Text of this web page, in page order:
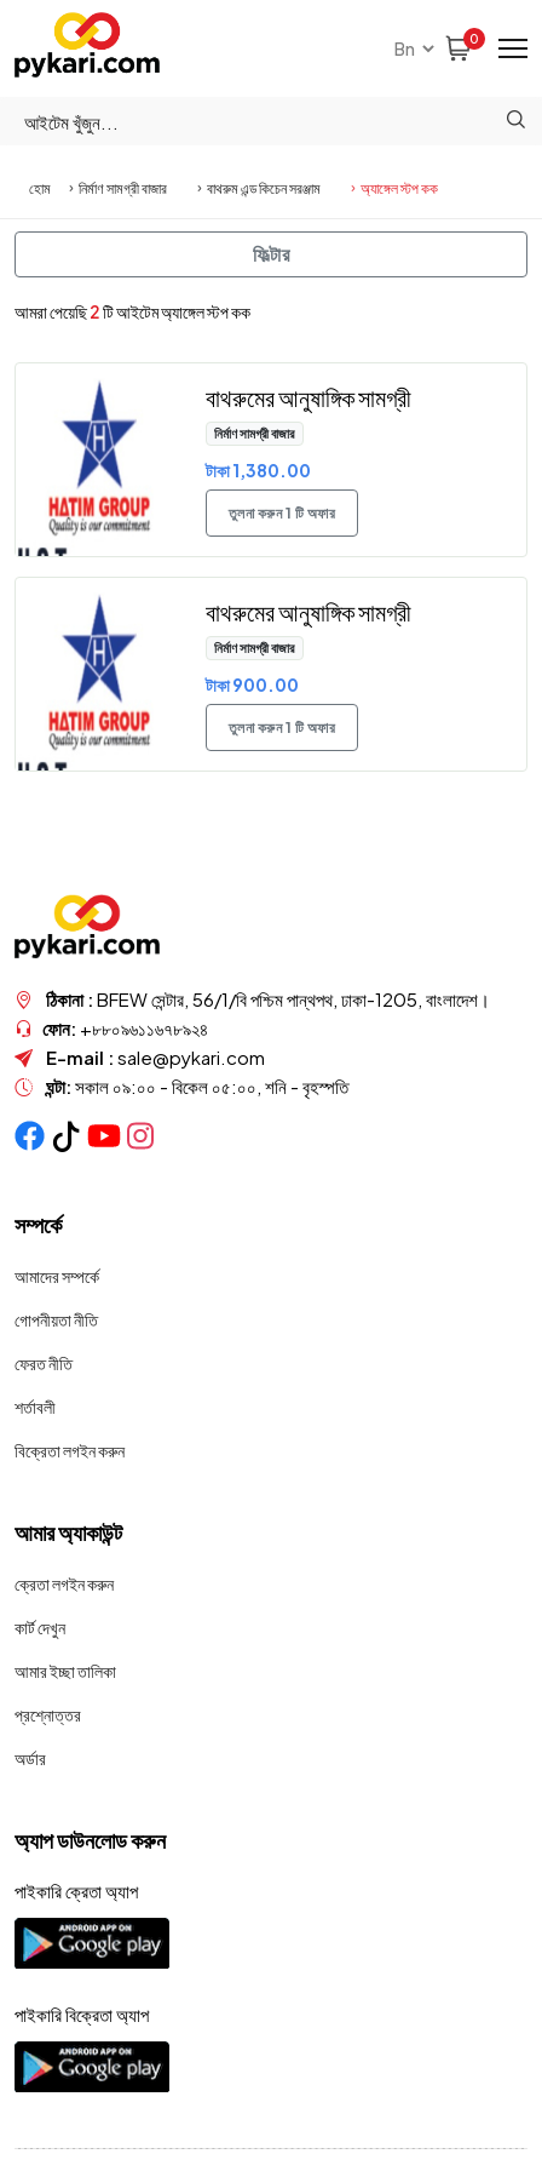
0
হোম নির্মাণ সামগ্রী বাজার বাথরুম এন্ড কিচেন সরঞ্জাম অ্যাঙ্গেল স্টপ কক
আমরা পেয়েছি2টি আইটেম অ্যাঙ্গেল স্টপ কক
বাথরুমের আনুষাঙ্গিক সামগ্রী
নির্মাণ সামগ্রী বাজার
টাকা 1,380.00
তুলনা করুন 1 টি অফার
বাথরুমের আনুষাঙ্গিক সামগ্রী
নির্মাণ সামগ্রী বাজার
টাকা 900.00
তুলনা করুন 1 টি অফার
ফিল্টার
ঠিকানা : BFEW সেন্টার, 56/1/বি পশ্চিম পান্থপথ, ঢাকা-1205, বাংলাদেশ।
ফোন: +৮৮০৯৬১১৬৭৮৯২৪
E-mail : sale@pykari.com
ঘন্টা: সকাল ০৯:০০ - বিকেল ০৫:০০, শনি - বৃহস্পতি
সম্পর্কে
আমাদের সম্পর্কে
গোপনীয়তা নীতি
ফেরত নীতি
শর্তাবলী
বিক্রেতা লগইন করুন
আমার অ্যাকাউন্ট
ক্রেতা লগইন করুন
কার্ট দেখুন
আমার ইচ্ছা তালিকা
প্রশ্নোত্তর
অর্ডার
অ্যাপ ডাউনলোড করুন
পাইকারি ক্রেতা অ্যাপ
পাইকারি বিক্রেতা অ্যাপ